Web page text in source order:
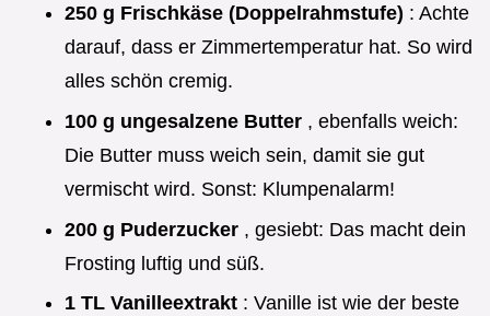
250 g Frischkäse (Doppelrahmstufe) : Achte
darauf, dass er Zimmertemperatur hat. So wird
alles schön cremig.
100 g ungesalzene Butter , ebenfalls weich:
Die Butter muss weich sein, damit sie gut
vermischt wird. Sonst: Klumpenalarm!
200 g Puderzucker , gesiebt: Das macht dein
Frosting luftig und süß.
1 TL Vanilleextrakt : Vanille ist wie der beste